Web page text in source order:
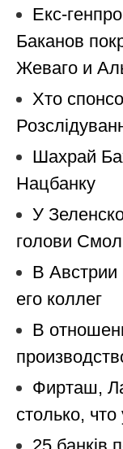
Екс-
Баканов
Жеваго и
Хто
Шахрай
Нацбанку
У
голови
В Австрии
его коллег
В
Фирташ,
столько,